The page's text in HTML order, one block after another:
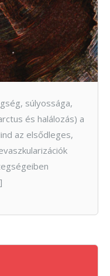
súlyossága,
és halálozás) a
az elsődleges,